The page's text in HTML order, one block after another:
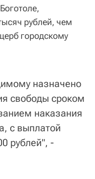
рублей, чем
городскому
назначено
свободы сроком
наказания
с выплатой
рублей", -